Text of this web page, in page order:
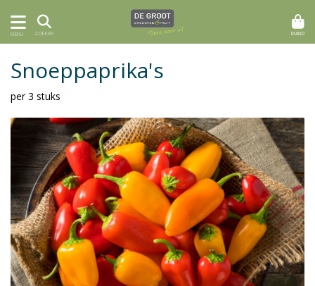
MENU ZOEKEN MAND
Snoeppaprika's
per 3 stuks